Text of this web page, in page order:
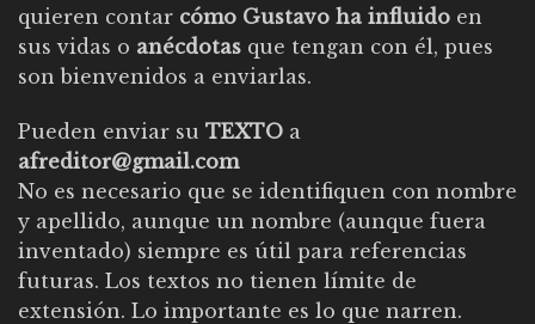
quieren contar cómo Gustavo ha influido en
sus vidas o anécdotas que tengan con él, pues
son bienvenidos a enviarlas.
Pueden enviar su TEXTO a
afreditor@gmail.com
No es necesario que se identifiquen con nombre
y apellido, aunque un nombre (aunque fuera
inventado) siempre es útil para referencias
futuras. Los textos no tienen límite de
extensión. Lo importante es lo que narren.